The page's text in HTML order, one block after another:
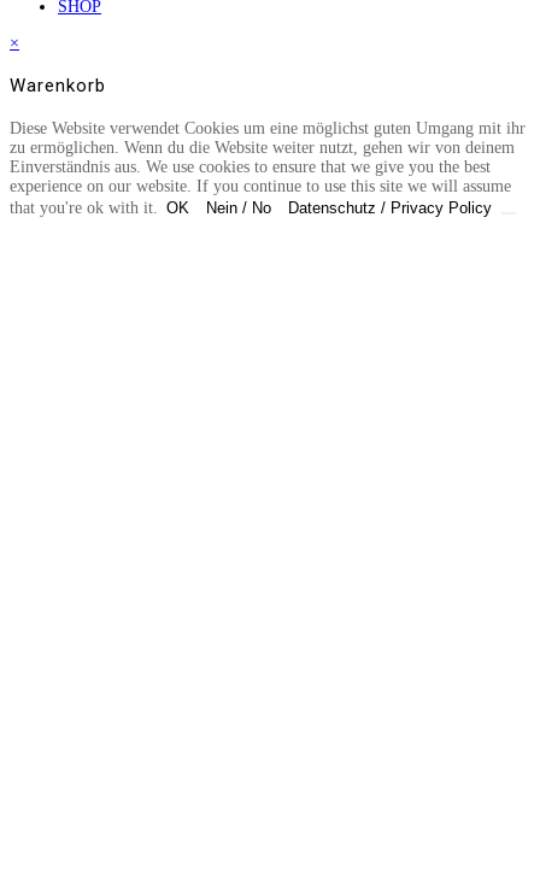
SHOP
×
Warenkorb
Diese Website verwendet Cookies um eine möglichst guten Umgang mit ihr
zu ermöglichen. Wenn du die Website weiter nutzt, gehen wir von deinem
Einverständnis aus. We use cookies to ensure that we give you the best
experience on our website. If you continue to use this site we will assume
that you're ok with it. OK Nein / No Datenschutz / Privacy Policy